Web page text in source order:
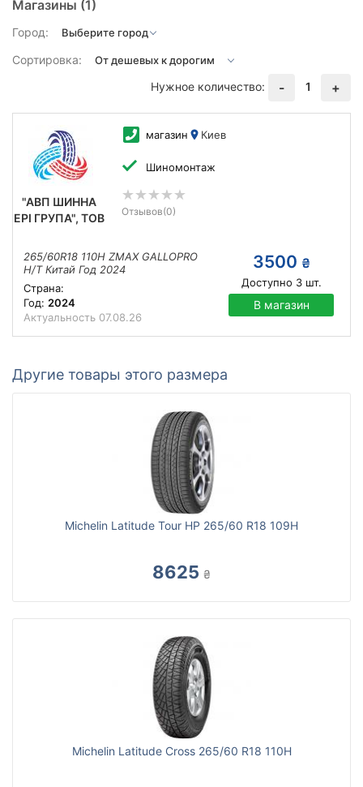
Магазины (1)
Город:
Сортировка:
Нужное количество:
- 1 +
"АВП ШИННА
ЕРІ ГРУПА", ТОВ
магазин Киев
Шиномонтаж
Отзывов(0)
265/60R18 110H ZMAX GALLOPRO
H/T Китай Год 2024
Страна:
Год: 2024
Актуальность 07.08.26
3500 ₴
Доступно 3шт.
В магазин
Другие товары этого размера
Michelin Latitude Tour HP 265/60 R18 109H
8625 ₴
Michelin Latitude Cross 265/60 R18 110H